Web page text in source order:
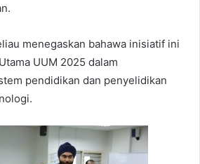
menegaskan bahawa inisiatif ini
UUM 2025 dalam
pendidikan dan penyelidikan